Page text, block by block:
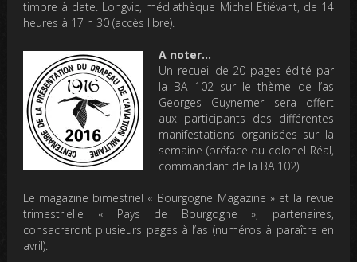
timbre à date. Longvic, médiathèque Michel Etiévant, de 14
heures à 17 h 30 (accès libre).
A noter…
Un recueil de 20 pages édité par
la BA 102 sur le thème de l’as
Georges Guynemer sera offert
aux participants des différentes
manifestations organisées sur la
semaine (préface du colonel Réal,
commandant de la BA 102).
Le magazine bimestriel « Bourgogne Magazine » et la revue
trimestrielle « Pays de Bourgogne », partenaires,
consacreront plusieurs pages à l’as (numéros à paraître en
avril).